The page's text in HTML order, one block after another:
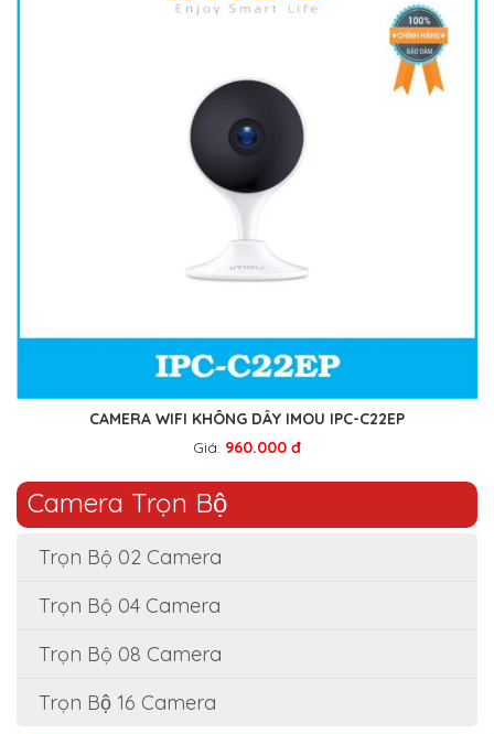
CAMERA WIFI KHÔNG DÂY IMOU IPC-C22EP
Giá: 960.000 đ
Camera Trọn Bộ
Trọn Bộ 02 Camera
Trọn Bộ 04 Camera
Trọn Bộ 08 Camera
Trọn Bộ 16 Camera